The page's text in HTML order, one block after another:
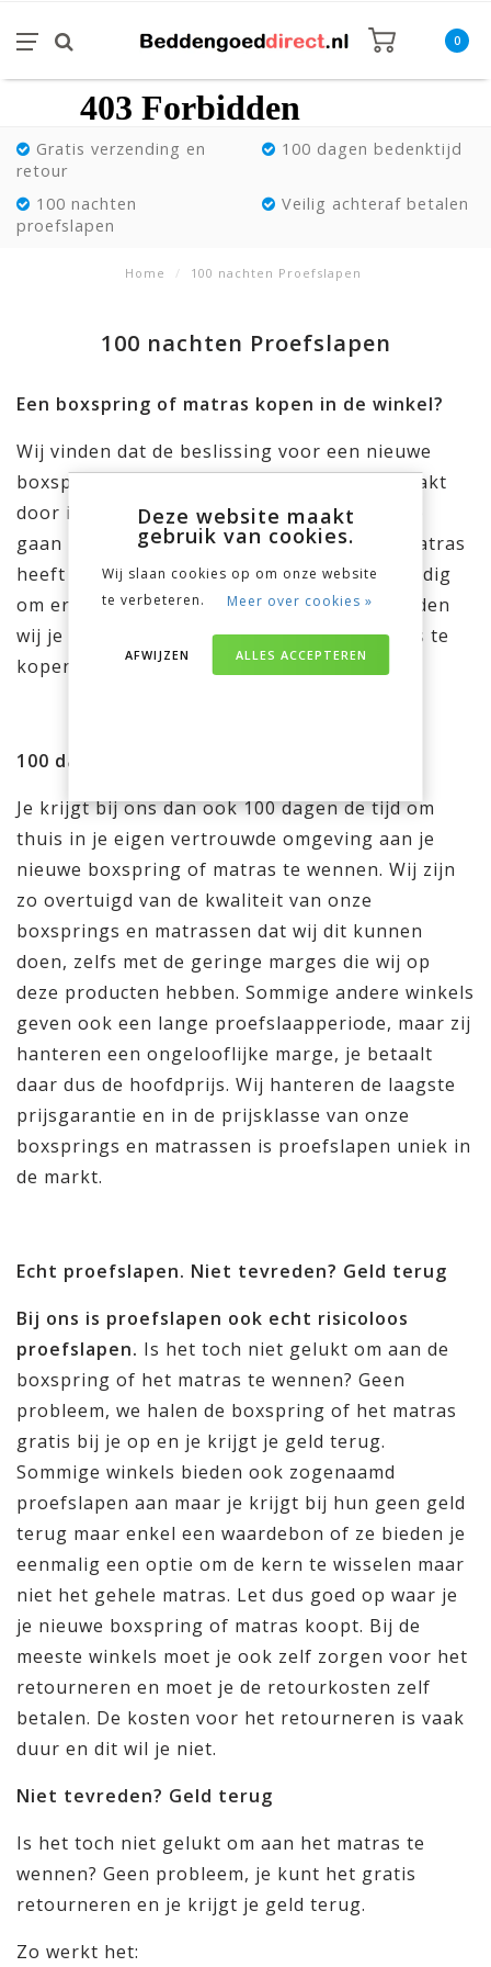
0
Gratis verzending en
retour
100 dagen bedenktijd
100 nachten
proefslapen
Veilig achteraf betalen
Home / 100 nachten Proefslapen
100 nachten Proefslapen
Een boxspring of matras kopen in de winkel?
Wij vinden dat de beslissing voor een nieuwe
boxspring of matras niet kan worden gemaakt
door in de winkel er een paar minuten op te
gaan liggen. Bij een nieuwe boxspring of matras
heeft je lichaam een aantal weken de tijd nodig
om er echt goed aan te wennen. Daarom raden
wij je aan om je nieuwe boxspring of matras te
kopen waar je vrijblijvend mag proefslapen.
100 dagen proefslapen
Je krijgt bij ons dan ook 100 dagen de tijd om
thuis in je eigen vertrouwde omgeving aan je
nieuwe boxspring of matras te wennen. Wij zijn
zo overtuigd van de kwaliteit van onze
boxsprings en matrassen dat wij dit kunnen
doen, zelfs met de geringe marges die wij op
deze producten hebben. Sommige andere winkels
geven ook een lange proefslaapperiode, maar zij
hanteren een ongelooflijke marge, je betaalt
daar dus de hoofdprijs. Wij hanteren de laagste
prijsgarantie en in de prijsklasse van onze
boxsprings en matrassen is proefslapen uniek in
de markt.
Echt proefslapen. Niet tevreden? Geld terug
Bij ons is proefslapen ook echt risicoloos
proefslapen. Is het toch niet gelukt om aan de
boxspring of het matras te wennen? Geen
probleem, we halen de boxspring of het matras
gratis bij je op en je krijgt je geld terug.
Sommige winkels bieden ook zogenaamd
proefslapen aan maar je krijgt bij hun geen geld
terug maar enkel een waardebon of ze bieden je
eenmalig een optie om de kern te wisselen maar
niet het gehele matras. Let dus goed op waar je
je nieuwe boxspring of matras koopt. Bij de
meeste winkels moet je ook zelf zorgen voor het
retourneren en moet je de retourkosten zelf
betalen. De kosten voor het retourneren is vaak
duur en dit wil je niet.
Niet tevreden? Geld terug
Is het toch niet gelukt om aan het matras te
wennen? Geen probleem, je kunt het gratis
retourneren en je krijgt je geld terug.
Zo werkt het:
Deze website maakt
gebruik van cookies.
Wij slaan cookies op om onze website
te verbeteren.
Meer over cookies »
ALLES ACCEPTEREN
AFWIJZEN